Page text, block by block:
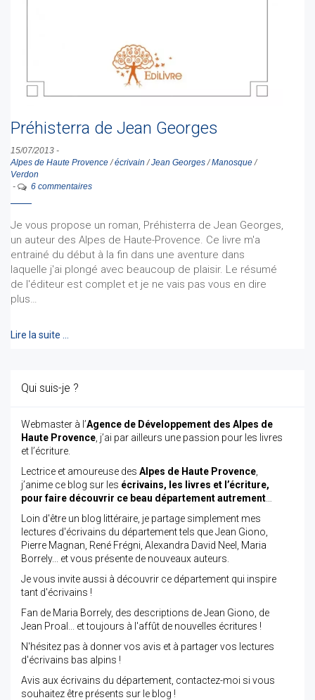
Préhisterra de Jean Georges
15/07/2013 -
Alpes de Haute Provence/écrivain /Jean Georges/Manosque/
Verdon
-
6 commentaires
Je vous propose un roman, Préhisterra de Jean Georges,
un auteur des Alpes de Haute-Provence. Ce livre m'a
entrainé du début à la fin dans une aventure dans
laquelle j'ai plongé avec beaucoup de plaisir. Le résumé
de l'éditeur est complet et je ne vais pas vous en dire
plus…
Lire la suite …
Qui suis-je ?
Webmaster à l’Agence de Développement des Alpes de
Haute Provence , j’ai par ailleurs une passion pour les livres
et l’écriture.
Lectrice et amoureuse des Alpes de Haute Provence
j’anime ce blog sur les écrivains, les livres et l’écriture,
pour faire découvrir ce beau département autrement
Loin d'être un blog littéraire, je partage simplement mes
lectures d'écrivains du département tels que Jean Giono,
Pierre Magnan, René Frégni, Alexandra David Neel, Maria
Borrely... et vous présente de nouveaux auteurs.
Je vous invite aussi à découvrir ce département qui inspire
tant d'écrivains !
Fan de Maria Borrely, des descriptions de Jean Giono, de
Jean Proal... et toujours à l'affût de nouvelles écritures !
N'hésitez pas à donner vos avis et à partager vos lectures
d'écrivains bas alpins !
Avis aux écrivains du département, contactez-moi si vous
souhaitez être présents sur le blog !